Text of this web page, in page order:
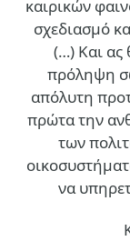
καιρικών
σχεδιασμό
(…) Και ας
πρόληψη
απόλυτη
πρώτα την
των
να